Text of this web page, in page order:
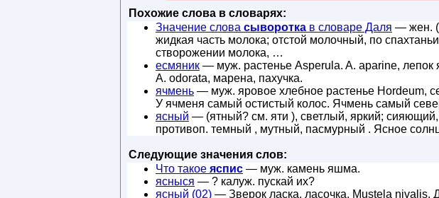
Похожие слова в словарях:
Значение слова сыворотка в словаре Даля — жен.
жидкая часть молока; отстой молочный, по
створожении молока, …
есмяник — муж. растенье Asperula. A. aparine, лепок
А. odorata, марена, пахучка.
ячмень — муж. яровое хлебное растенье Hordeum,
У ячменя самый остистый колос. Ячмень самый
ясный — (ятный? см. яти ), светлый, яркий;
противоп. темный , мутный, пасмурный . Ясное
Следующие значения слов:
Что такое яспис — муж. камень яшма.
ясныся — ? калуж. пускай их?
ясный (02) — Зверок ласка, ласочка, Mustela nivalis.